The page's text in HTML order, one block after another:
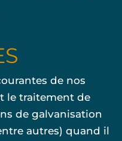
de nos
le traitement de
de galvanisation
autres) quand il